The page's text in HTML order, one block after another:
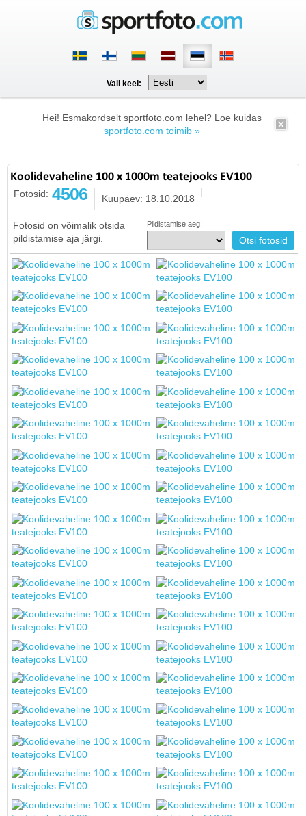
Vali keel:
Hei! Esmakordselt sportfoto.com lehel? Loe kuidas
sportfoto.com toimib »
Koolidevaheline 100 x 1000m teatejooks EV100
Fotosid: 4506 Kuupäev: 18.10.2018
Fotosid on võimalik otsida
pildistamise aja järgi.
Pildistamise aeg: